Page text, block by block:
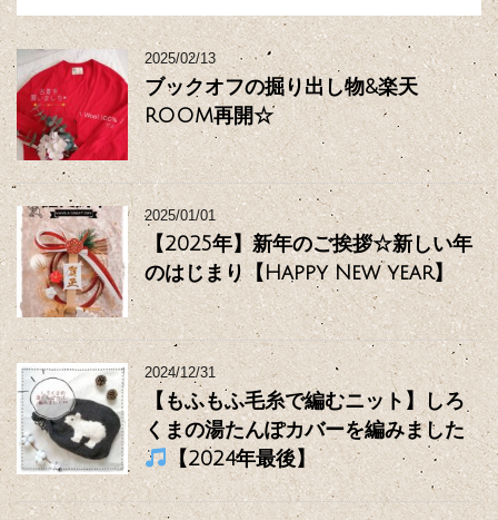
2025/02/13
ブックオフの掘り出し物&楽天
ROOM再開☆
2025/01/01
【2025年】新年のご挨拶☆新しい年
のはじまり【Happy New year】
2024/12/31
【もふもふ毛糸で編むニット】しろ
くまの湯たんぽカバーを編みました
【2024年最後】